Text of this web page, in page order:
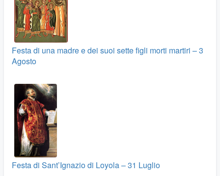
Festa di una madre e dei suoi sette figli morti martiri – 3
Agosto
Festa di Sant’Ignazio di Loyola – 31 Luglio